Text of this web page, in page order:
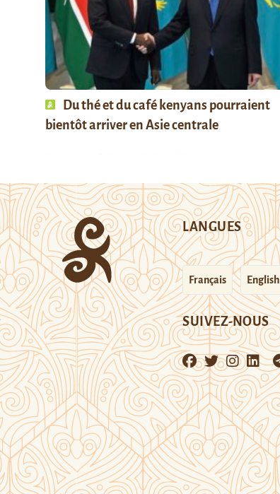
Du thé et du café kenyans pourraient
bientôt arriver en Asie centrale
LANGUES
Français English
SUIVEZ-NOUS